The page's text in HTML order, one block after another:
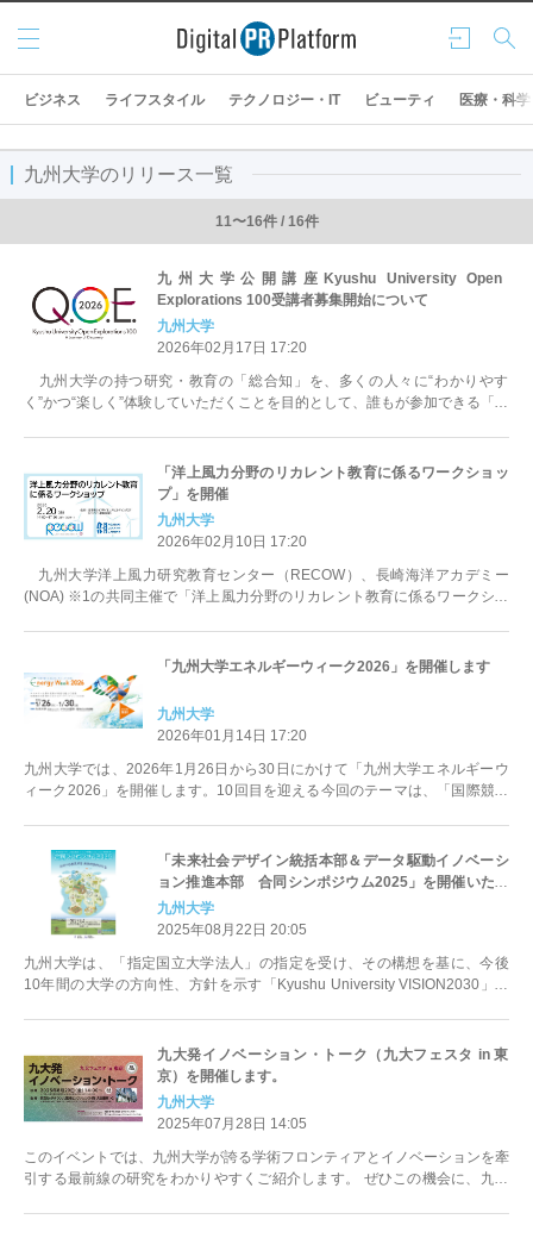
ログ
イン
検索
メニ
ュー
ビジネス ライフスタイル テクノロジー・IT ビューティ 医療・科学
九州大学のリリース一覧
11〜16件 / 16件
九州大学公開講座Kyushu University Open
Explorations 100受講者募集開始について
九州大学
2026年02月17日 17:20
九州大学の持つ研究・教育の「総合知」を、多くの人々に“わかりやす
く”かつ“楽しく”体験していただくことを目的として、誰もが参加できる「総
「洋上風力分野のリカレント教育に係るワークショッ
プ」を開催
九州大学
2026年02月10日 17:20
九州大学洋上風力研究教育センター（RECOW）、長崎海洋アカデミー
(NOA) ※1の共同主催で「洋上風力分野のリカレント教育に係るワークショ
「九州大学エネルギーウィーク2026」を開催します
九州大学
2026年01月14日 17:20
九州大学では、2026年1月26日から30日にかけて「九州大学エネルギーウ
ィーク2026」を開催します。10回目を迎える今回のテーマは、「国際競争
「未来社会デザイン統括本部＆データ駆動イノベーシ
ョン推進本部 合同シンポジウム2025」を開催いたし
ます。
九州大学
2025年08月22日 20:05
九州大学は、「指定国立大学法人」の指定を受け、その構想を基に、今後
10年間の大学の方向性、方針を示す「Kyushu University VISION2030」を
九大発イノベーション・トーク（九大フェスタ in 東
京）を開催します。
九州大学
2025年07月28日 14:05
このイベントでは、九州大学が誇る学術フロンティアとイノベーションを牽
引する最前線の研究をわかりやすくご紹介します。 ぜひこの機会に、九州